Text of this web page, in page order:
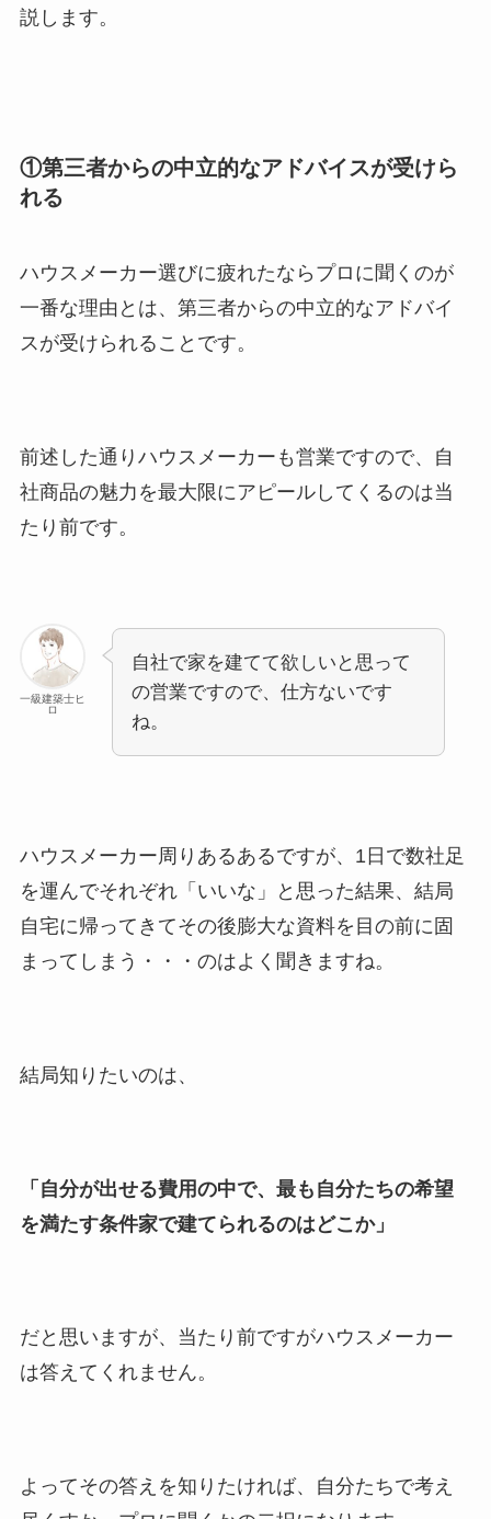
説します。
①第三者からの中立的なアドバイスが受けら
れる
ハウスメーカー選びに疲れたならプロに聞くのが
一番な理由とは、第三者からの中立的なアドバイ
スが受けられることです。
前述した通りハウスメーカーも営業ですので、自
社商品の魅力を最大限にアピールしてくるのは当
たり前です。
一級建築士ヒ
ロ
自社で家を建てて欲しいと思って
の営業ですので、仕方ないです
ね。
ハウスメーカー周りあるあるですが、1日で数社足
を運んでそれぞれ「いいな」と思った結果、結局
自宅に帰ってきてその後膨大な資料を目の前に固
まってしまう・・・のはよく聞きますね。
結局知りたいのは、
「自分が出せる費用の中で、最も自分たちの希望
を満たす条件家で建てられるのはどこか」
だと思いますが、当たり前ですがハウスメーカー
は答えてくれません。
よってその答えを知りたければ、自分たちで考え